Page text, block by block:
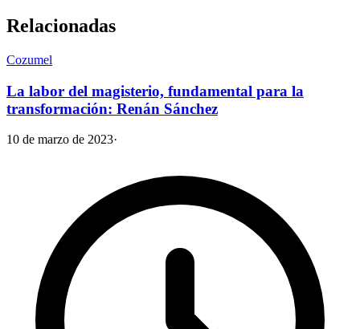
Relacionadas
Cozumel
La labor del magisterio, fundamental para la
transformación: Renán Sánchez
10 de marzo de 2023·